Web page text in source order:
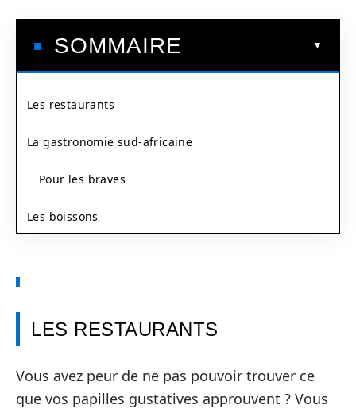
SOMMAIRE
Les restaurants
La gastronomie sud-africaine
Pour les braves
Les boissons
LES RESTAURANTS
Vous avez peur de ne pas pouvoir trouver ce
que vos papilles gustatives approuvent ? Vous